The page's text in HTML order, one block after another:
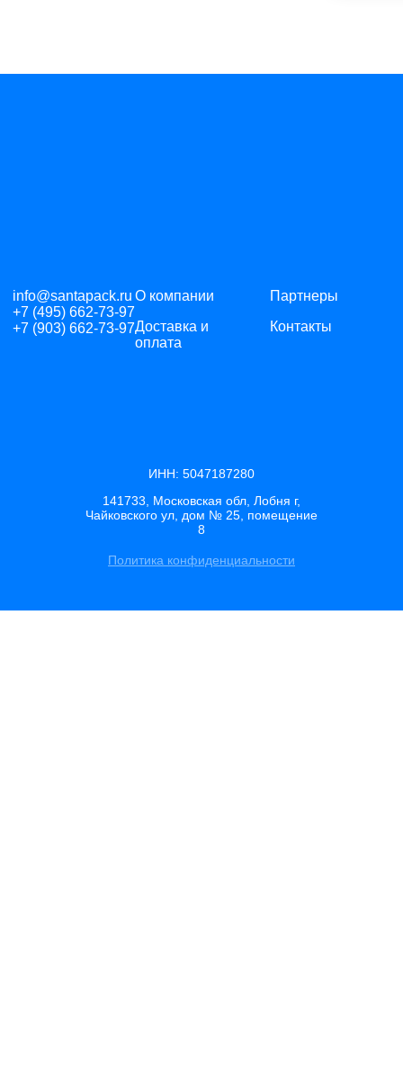
info@santapack.ru
+7 (495) 662-73-97
+7 (903) 662-73-97
О компании
Партнеры
Доставка и
оплата
Контакты
ИНН: 5047187280
141733, Московская обл, Лобня г,
Чайковского ул, дом № 25, помещение
8
Политика конфиденциальности